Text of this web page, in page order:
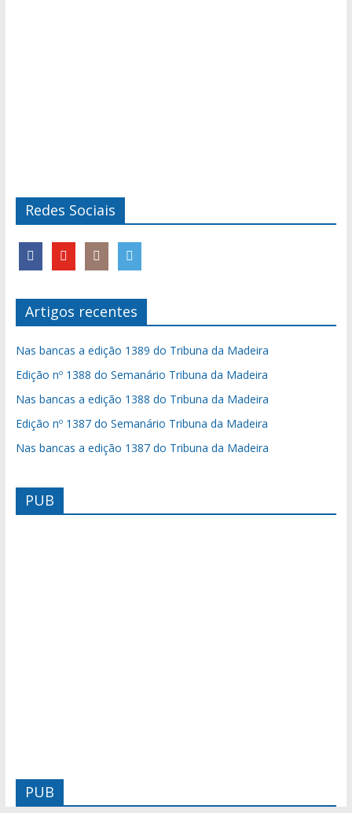
Redes Sociais
Artigos recentes
Nas bancas a edição 1389 do Tribuna da Madeira
Edição nº 1388 do Semanário Tribuna da Madeira
Nas bancas a edição 1388 do Tribuna da Madeira
Edição nº 1387 do Semanário Tribuna da Madeira
Nas bancas a edição 1387 do Tribuna da Madeira
PUB
PUB